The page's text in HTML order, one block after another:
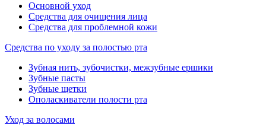
Основной уход
Средства для очищения лица
Средства для проблемной кожи
Средства по уходу за полостью рта
Зубная нить, зубочистки, межзубные ершики
Зубные пасты
Зубные щетки
Ополаскиватели полости рта
Уход за волосами